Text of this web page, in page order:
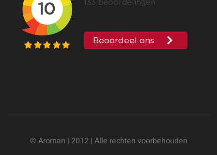
© Aroman | 2012 | Alle rechten voorbehouden